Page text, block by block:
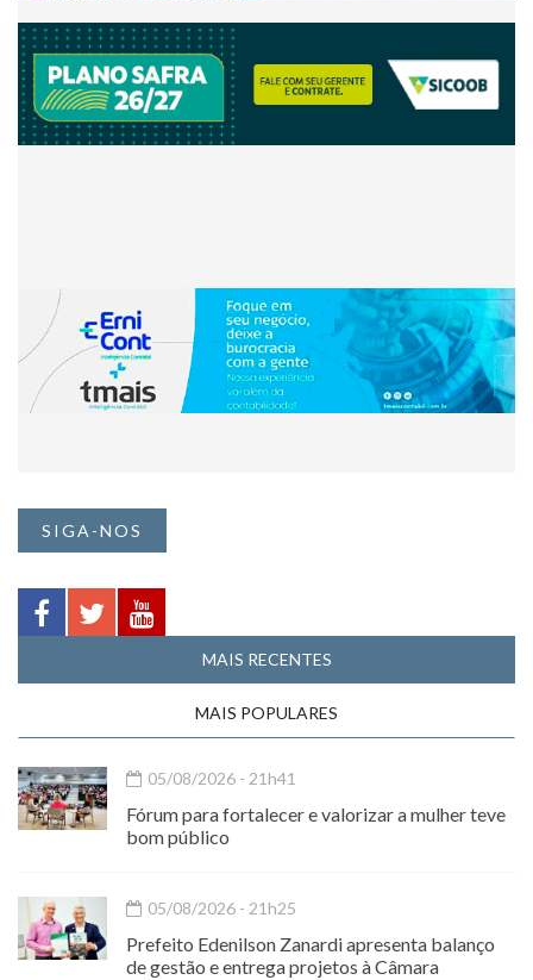
SIGA-NOS
MAIS RECENTES
MAIS POPULARES
05/08/2026 - 21h41
Fórum para fortalecer e valorizar a mulher teve
bom público
05/08/2026 - 21h25
Prefeito Edenilson Zanardi apresenta balanço
de gestão e entrega projetos à Câmara